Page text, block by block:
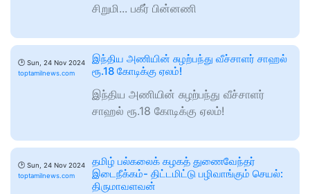
சிறுமி... பகீர் பின்னணி
🕑 Sun, 24 Nov 2024
toptamilnews.com
இந்திய அணியின் சுழற்பந்து வீச்சாளர் சாஹல்
ரூ.18 கோடிக்கு ஏலம்!
இந்திய அணியின் சுழற்பந்து வீச்சாளர்
சாஹல் ரூ.18 கோடிக்கு ஏலம்!
🕑 Sun, 24 Nov 2024
toptamilnews.com
தமிழ் பல்கலைக் கழகத் துணைவேந்தர்
இடைநீக்கம்- திட்டமிட்டு பழிவாங்கும் செயல்:
திருமாவளவன்